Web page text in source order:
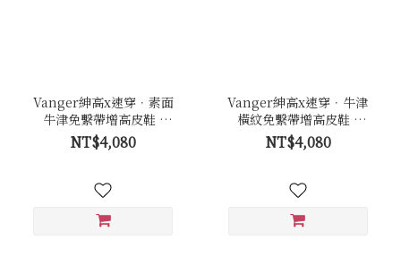
Vanger紳高x速穿．素面
牛津免繫帶增高皮鞋 -
Va294黑
NT$4,080
Vanger紳高x速穿．牛津
橫紋免繫帶增高皮鞋 -
Va289咖
NT$4,080